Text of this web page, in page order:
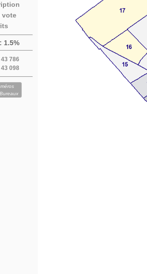
vote
1.5%
43 786
43 098